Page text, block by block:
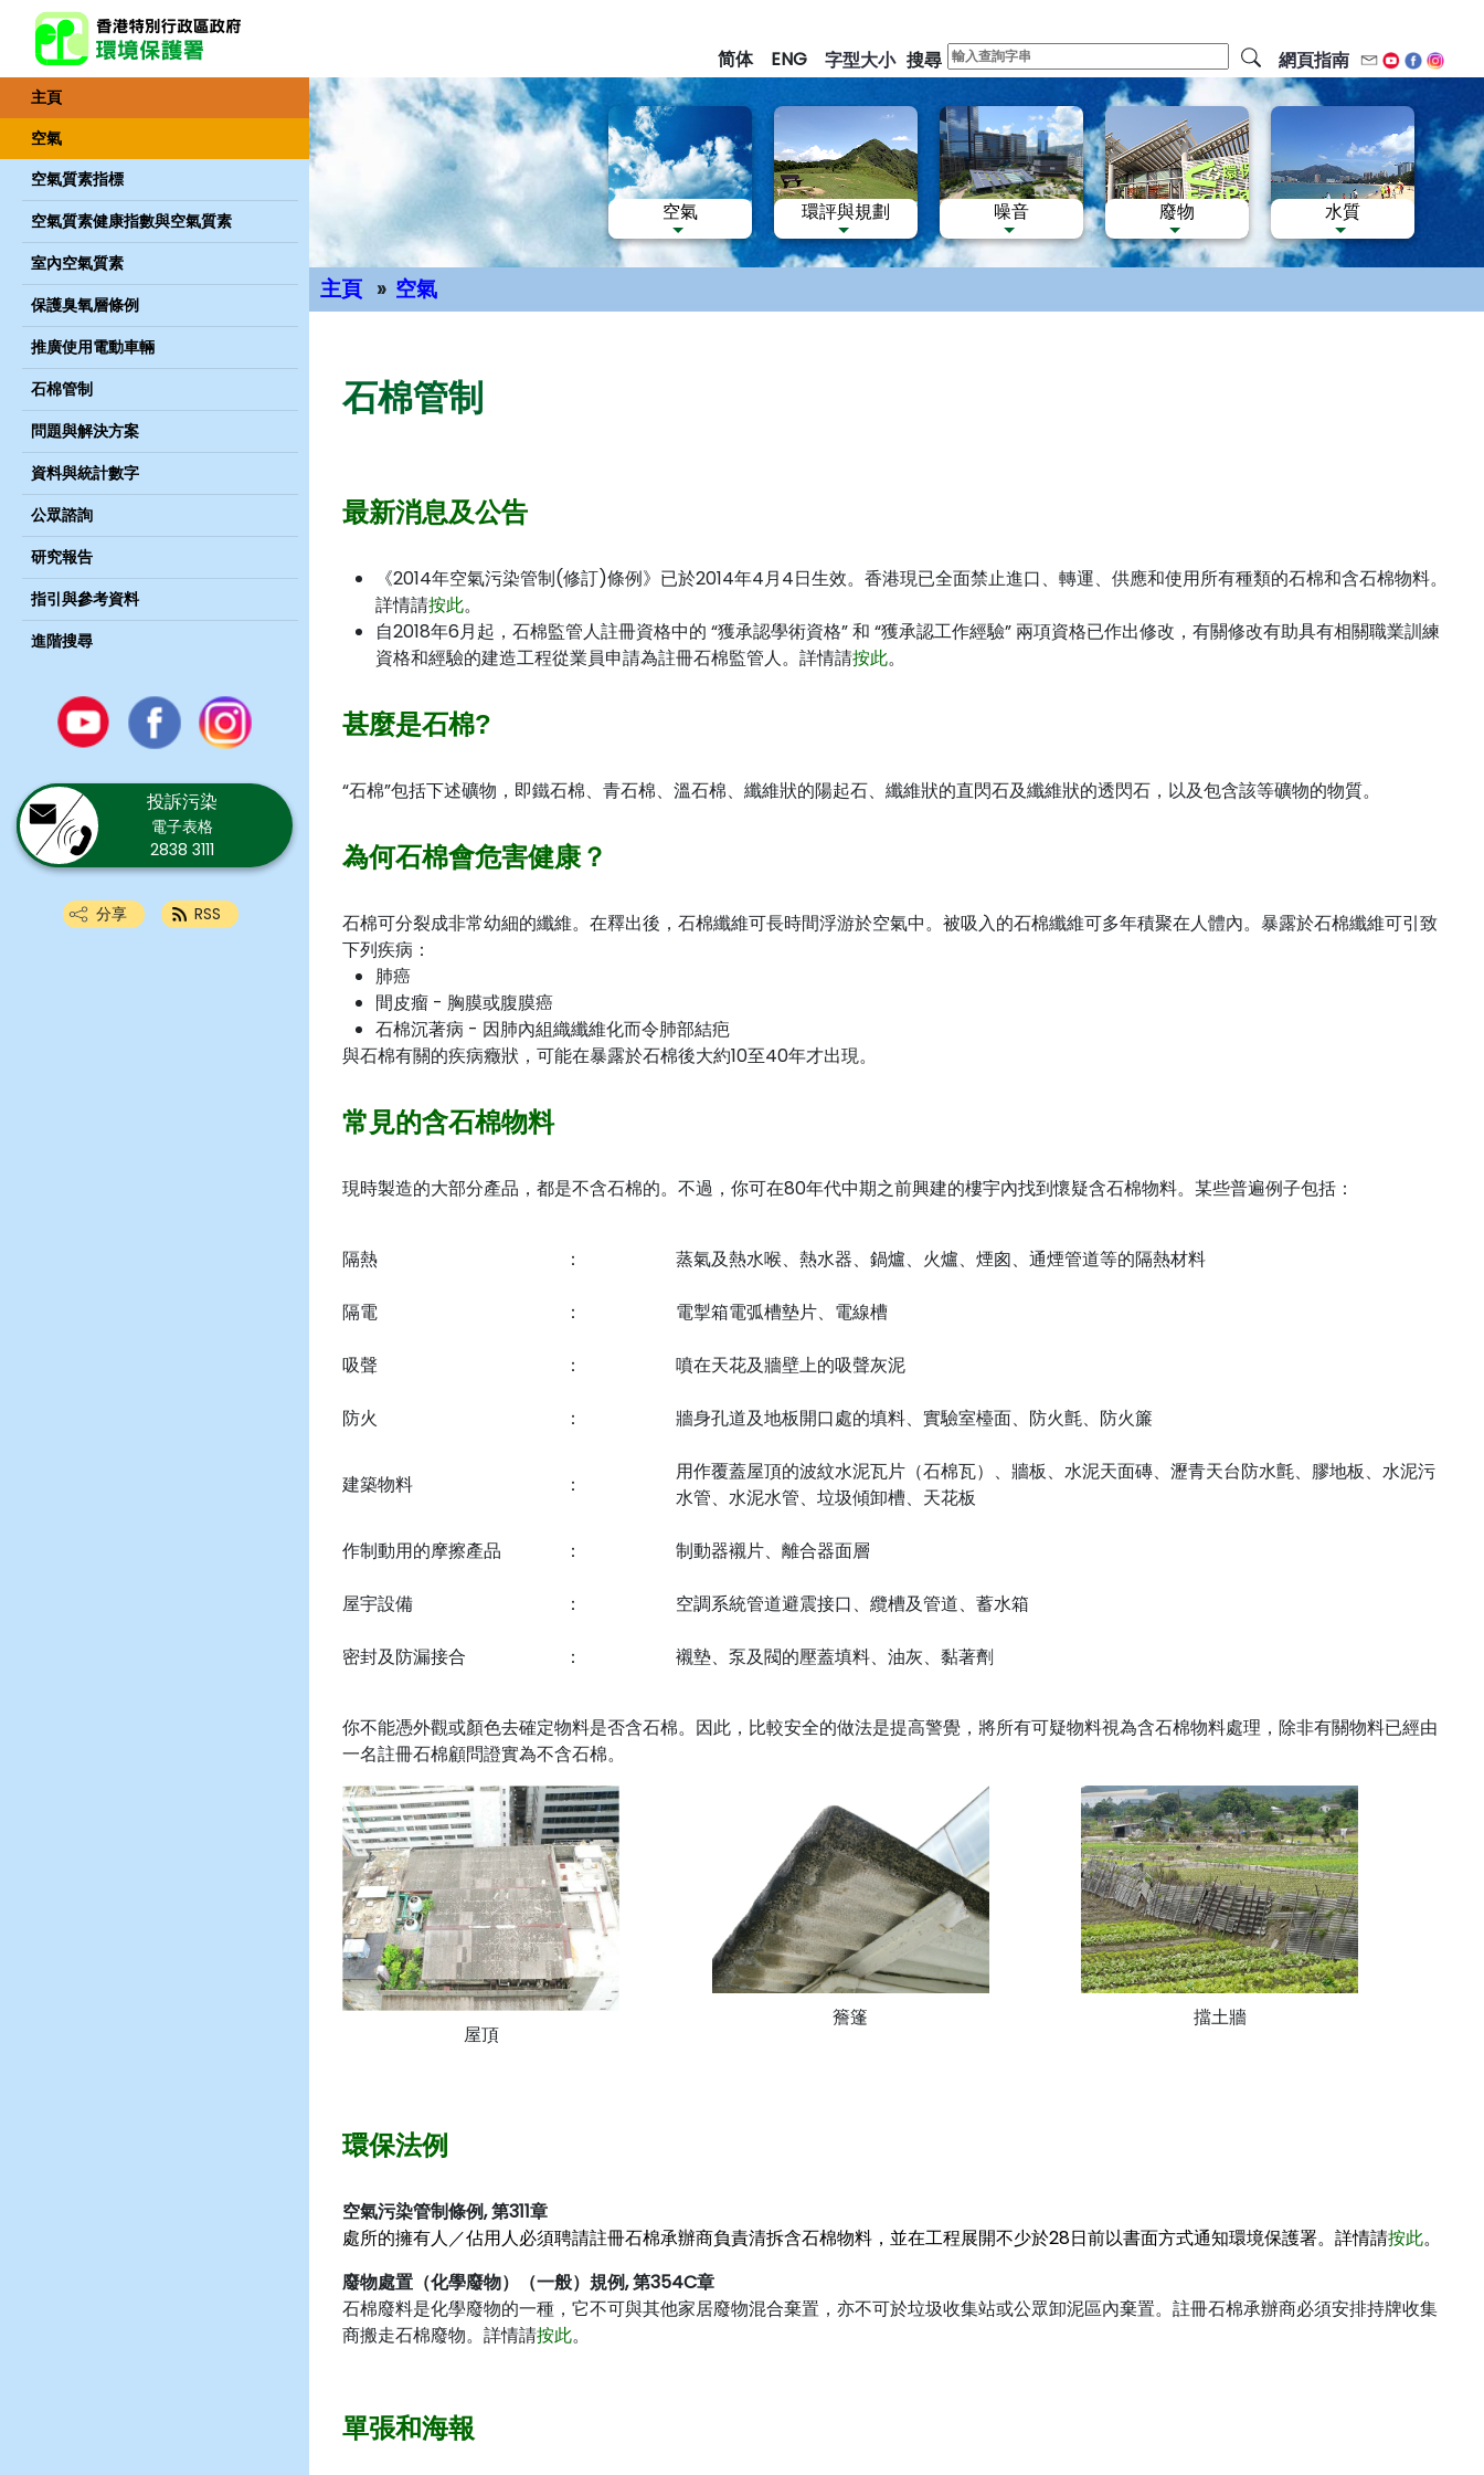
主
內
简体 ENG 字型大小 搜尋 網頁指南 電郵Youtube
主頁
空氣
空氣質素指標
空氣質素健康指數與空氣質素
室內空氣質素
保護臭氧層條例
推廣使用電動車輛
石棉管制
問題與解決方案
資料與統計數字
公眾諮詢
研究報告
指引與參考資料
進階搜尋
Youtube
FacebookInstagram
投訴污染
電子表格
2838 3111
分享 RSS
空氣 環評與規劃 噪音 廢物 水質
主頁 空氣
石棉管制
最新消息及公告
《2014年空氣污染管制(修訂)條例》已於2014年4月4日生效。香港現已全面禁止進口、轉運、供應和使用所有種類的石棉和含石棉物料。
詳情請按此。
自2018年6月起，石棉監管人註冊資格中的 “獲承認學術資格” 和 “獲承認工作經驗” 兩項資格已作出修改，有關修改有助具有相關職業訓練
資格和經驗的建造工程從業員申請為註冊石棉監管人。詳情請按此。
甚麼是石棉?
“石棉”包括下述礦物，即鐵石棉、青石棉、溫石棉、纖維狀的陽起石、纖維狀的直閃石及纖維狀的透閃石，以及包含該等礦物的物質。
為何石棉會危害健康？
石棉可分裂成非常幼細的纖維。在釋出後，石棉纖維可長時間浮游於空氣中。被吸入的石棉纖維可多年積聚在人體內。暴露於石棉纖維可引致
下列疾病：
肺癌
間皮瘤 - 胸膜或腹膜癌
石棉沉著病 - 因肺內組織纖維化而令肺部結疤
與石棉有關的疾病癥狀，可能在暴露於石棉後大約10至40年才出現。
常見的含石棉物料
現時製造的大部分產品，都是不含石棉的。不過，你可在80年代中期之前興建的樓宇內找到懷疑含石棉物料。某些普遍例子包括：
隔熱 ： 蒸氣及熱水喉、熱水器、鍋爐、火爐、煙囪、通煙管道等的隔熱材料
隔電 ： 電掣箱電弧槽墊片、電線槽
吸聲 ： 噴在天花及牆壁上的吸聲灰泥
防火 ： 牆身孔道及地板開口處的填料、實驗室檯面、防火氈、防火簾
建築物料 ：
用作覆蓋屋頂的波紋水泥瓦片（石棉瓦）、牆板、水泥天面磚、瀝青天台防水氈、膠地板、水泥污
水管、水泥水管、垃圾傾卸槽、天花板
作制動用的摩擦產品 ： 制動器襯片、離合器面層
屋宇設備 ： 空調系統管道避震接口、纜槽及管道、蓄水箱
密封及防漏接合 ： 襯墊、泵及閥的壓蓋填料、油灰、黏著劑
你不能憑外觀或顏色去確定物料是否含石棉。因此，比較安全的做法是提高警覺，將所有可疑物料視為含石棉物料處理，除非有關物料已經由
一名註冊石棉顧問證實為不含石棉。
屋頂
簷篷 擋土牆
環保法例
空氣污染管制條例,第311章
處所的擁有人／佔用人必須聘請註冊石棉承辦商負責清拆含石棉物料，並在工程展開不少於28日前以書面方式通知環境保護署。詳情請按此。
廢物處置（化學廢物）（一般）規例, 第354C章
石棉廢料是化學廢物的一種，它不可與其他家居廢物混合棄置，亦不可於垃圾收集站或公眾卸泥區內棄置。註冊石棉承辦商必須安排持牌收集
商搬走石棉廢物。詳情請按此。
單張和海報